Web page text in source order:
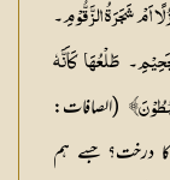
اَمْ شَجَرَةُ الزَّقُّوْمِ۔
۔طَلْعُهَا كَاَنَّهٗ
(الصافات:
کا درخت؟ جسے ہم